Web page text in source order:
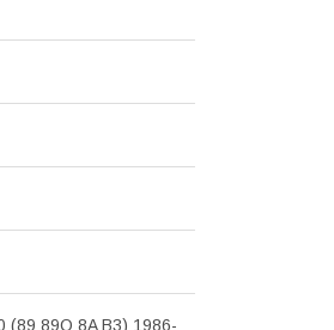
(89 89Q 8A B3) 1986-